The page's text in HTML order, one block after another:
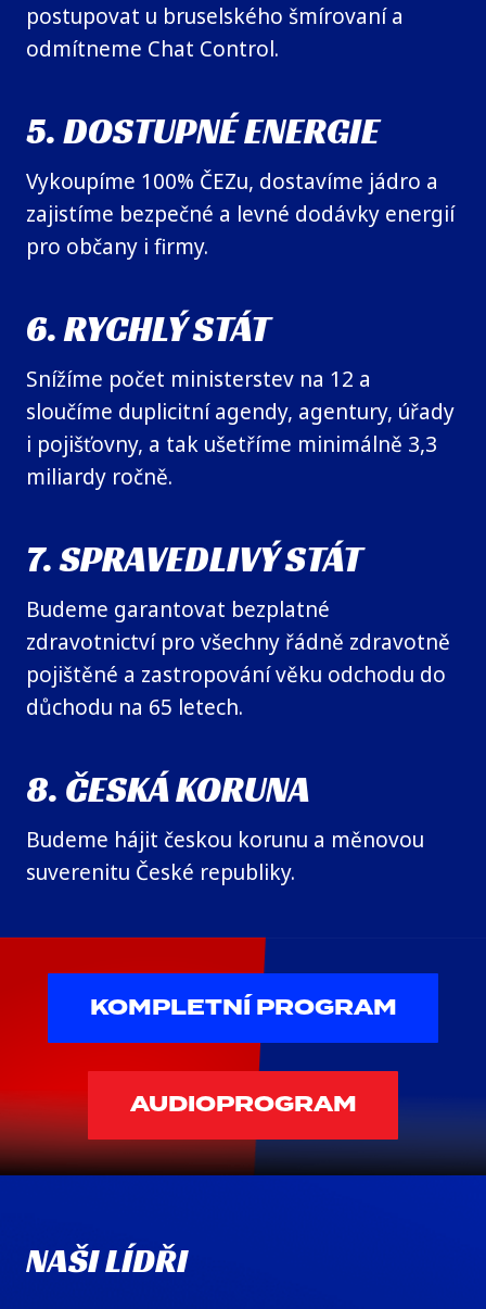
postupovat u bruselského šmírovaní a
odmítneme Chat Control.
5. DOSTUPNÉ ENERGIE
Vykoupíme 100% ČEZu, dostavíme jádro a
zajistíme bezpečné a levné dodávky energií
pro občany i firmy.
6. RYCHLÝ STÁT
Snížíme počet ministerstev na 12 a
sloučíme duplicitní agendy, agentury, úřady
i pojišťovny, a tak ušetříme minimálně 3,3
miliardy ročně.
7. SPRAVEDLIVÝ STÁT
Budeme garantovat bezplatné
zdravotnictví pro všechny řádně zdravotně
pojištěné a zastropování věku odchodu do
důchodu na 65 letech.
8. ČESKÁ KORUNA
Budeme hájit českou korunu a měnovou
suverenitu České republiky.
KOMPLETNÍ PROGRAM
AUDIOPROGRAM
NAŠI LÍDŘI